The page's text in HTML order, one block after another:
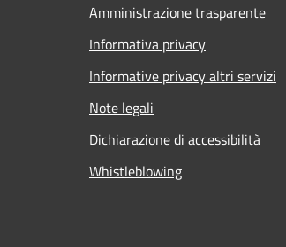
Amministrazione trasparente
Informativa privacy
Informative privacy altri servizi
Note legali
Dichiarazione di accessibilità
Whistleblowing